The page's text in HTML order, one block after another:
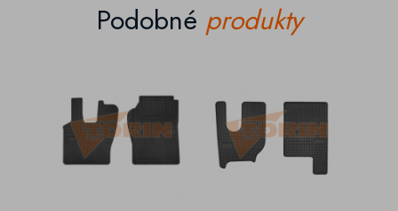
Podobné produkty